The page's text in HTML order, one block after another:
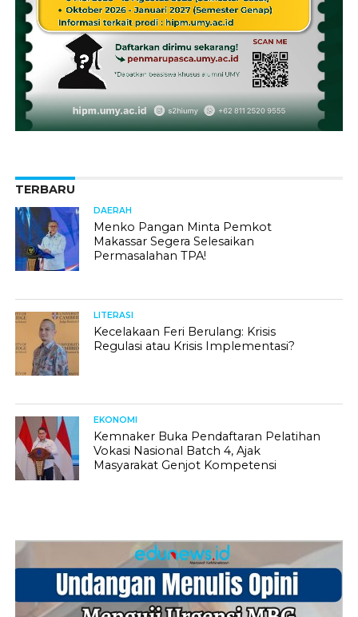
TERBARU
DAERAH
Menko Pangan Minta Pemkot
Makassar Segera Selesaikan
Permasalahan TPA!
LITERASI
Kecelakaan Feri Berulang: Krisis
Regulasi atau Krisis Implementasi?
EKONOMI
Kemnaker Buka Pendaftaran Pelatihan
Vokasi Nasional Batch 4, Ajak
Masyarakat Genjot Kompetensi